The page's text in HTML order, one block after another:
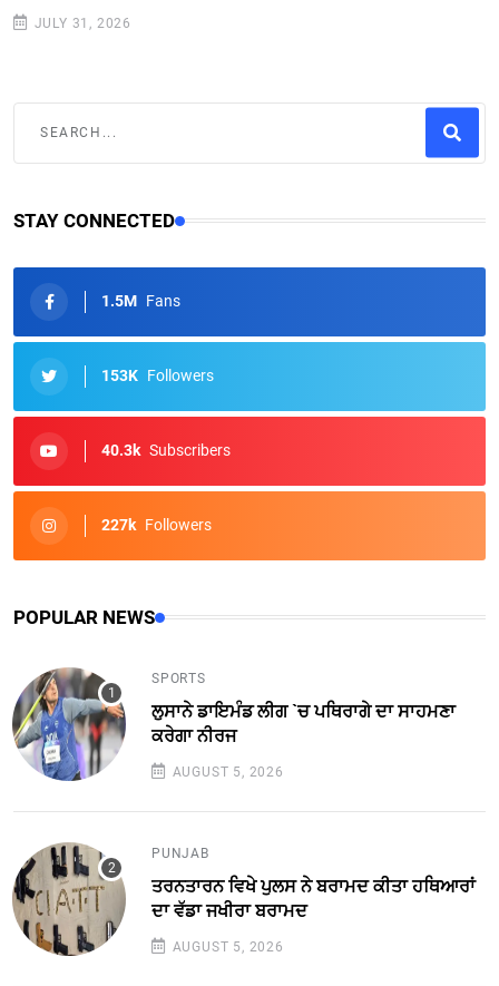
JULY 31, 2026
STAY CONNECTED
1.5M Fans
153K Followers
40.3k Subscribers
227k Followers
POPULAR NEWS
SPORTS
ਲੁਸਾਨੇ ਡਾਇਮੰਡ ਲੀਗ `ਚ ਪਥਿਰਾਗੇ ਦਾ ਸਾਹਮਣਾ
ਕਰੇਗਾ ਨੀਰਜ
AUGUST 5, 2026
PUNJAB
ਤਰਨਤਾਰਨ ਵਿਖੇ ਪੁਲਸ ਨੇ ਬਰਾਮਦ ਕੀਤਾ ਹਥਿਆਰਾਂ
ਦਾ ਵੱਡਾ ਜਖੀਰਾ ਬਰਾਮਦ
AUGUST 5, 2026